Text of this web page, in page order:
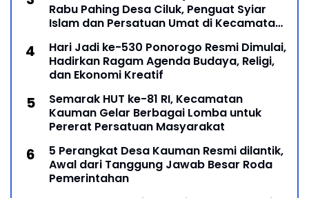
Rabu Pahing Desa Ciluk, Penguat Syiar
Islam dan Persatuan Umat di Kecamatan
Hari Jadi ke-530 Ponorogo Resmi Dimulai,
Hadirkan Ragam Agenda Budaya, Religi,
dan Ekonomi Kreatif
Semarak HUT ke-81 RI, Kecamatan
Kauman Gelar Berbagai Lomba untuk
Pererat Persatuan Masyarakat
5 Perangkat Desa Kauman Resmi dilantik,
Awal dari Tanggung Jawab Besar Roda
Pemerintahan